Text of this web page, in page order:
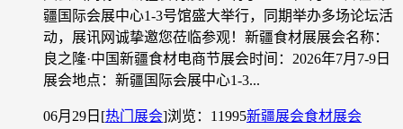
疆国际会展中心1-3号馆盛大举行，同期举办多场论坛活
动，展讯网诚挚邀您莅临参观！新疆食材展展会名称：
良之隆·中国新疆食材电商节展会时间：2026年7月7-9日
展会地点：新疆国际会展中心1-3...
06月29日 [热门展会]浏览：11995新疆展会食材展会